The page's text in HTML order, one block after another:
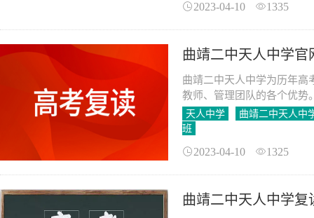
2023-04-10 1335
曲靖二中天人中学
曲靖二中天人中学为历年高
教师、管理团队的各个优势
天人中学
曲靖二中天人中
班
2023-04-10 1325
曲靖二中天人中学复